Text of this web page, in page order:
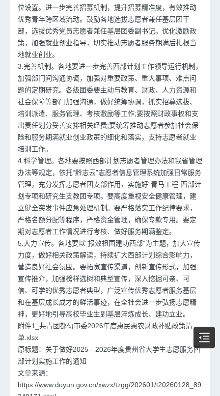
位设置。进一步完善招募机制，提升招募精准度，有效推动
优秀青年跨区域流动。鼓励各地选拔志愿者兼任基层团干
部，选拔优秀党员志愿者兼任基层团委副书记。优化激励政
策，加强就业创业指导，切实推动志愿者服务期满后扎根当
地就业创业。
3.完善机制。各地要进一步完善西部计划工作领导运行机制，
加强部门间沟通协调，加强对重要政策、重大事项、难点问
题的定期研究。各级团委要主动与教育、财政、人力资源和
社会保障等部门加强沟通，做好统筹协调，抓实招募选拔、
培训派遣、服务管理、考核激励等工作;要按照财政事权和支
出责任划分妥善安排相关经费;要统筹推动志愿者参加社会保
险和服务期满就业创业政策的细化和落实，支持志愿者就业
培训工作。
4.科学管理。各地要按照西部计划志愿者管理办法和我省管理
办法等规定，依托“黔志云”志愿者信息管理系统加强日常服务
管理，充分发挥志愿者团支部作用，实施好“青马工程”西部计
划专项和研究生支教团专项。要高度重视安全健康管理，建
立健全突发事件应急处理机制。要严格落实工作纪律要求，
严格名额分配等程序，严格资金管理，确保专款专用。要定
期对志愿者工作情况进行考核、做好服务期满鉴定。
5.大力宣传。各地要以“报效祖国建功西部”为主题，加大宣传
力度，做好相关政策解读，持续扩大西部计划综合影响力，
营造良好社会氛围。要拓宽宣传渠道，创新宣传形式，加强
宣传推介，加强榜样选树和典型宣传，深入挖掘可亲、可
信、可学的优秀志愿者典型，广泛宣传优秀志愿者服务基层
和在基层成长成才的鲜活事迹，在全社会进一步弘扬志愿精
神，更好地引导高校毕业生到基层淬炼成长、建功立业。
附件1_共青团都匀市委2026年度惠民惠农财政补贴政策清
单.xlsx
原标题：关于做好2025—2026年度贵州省大学生志愿服务西
部计划实施工作的通知
文章来源：
https://www.duyun.gov.cn/xwzx/tzgg/202601/t20260128_89